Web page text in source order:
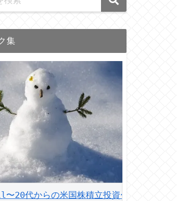
集
20代からの米国株積立投資〜